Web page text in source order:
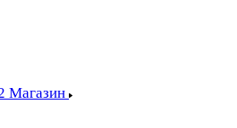
Магазин